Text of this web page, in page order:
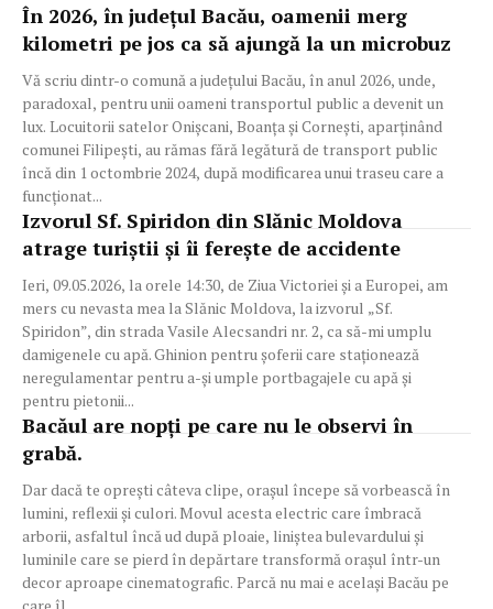
În 2026, în județul Bacău, oamenii merg
kilometri pe jos ca să ajungă la un microbuz
Vă scriu dintr-o comună a județului Bacău, în anul 2026, unde,
paradoxal, pentru unii oameni transportul public a devenit un
lux. Locuitorii satelor Onișcani, Boanța și Cornești, aparținând
comunei Filipești, au rămas fără legătură de transport public
încă din 1 octombrie 2024, după modificarea unui traseu care a
funcționat...
Izvorul Sf. Spiridon din Slănic Moldova
atrage turiștii și îi ferește de accidente
Ieri, 09.05.2026, la orele 14:30, de Ziua Victoriei și a Europei, am
mers cu nevasta mea la Slănic Moldova, la izvorul „Sf.
Spiridon”, din strada Vasile Alecsandri nr. 2, ca să-mi umplu
damigenele cu apă. Ghinion pentru șoferii care staționează
neregulamentar pentru a-și umple portbagajele cu apă și
pentru pietonii...
Bacăul are nopți pe care nu le observi în
grabă.
Dar dacă te oprești câteva clipe, orașul începe să vorbească în
lumini, reflexii și culori. Movul acesta electric care îmbracă
arborii, asfaltul încă ud după ploaie, liniștea bulevardului și
luminile care se pierd în depărtare transformă orașul într-un
decor aproape cinematografic. Parcă nu mai e același Bacău pe